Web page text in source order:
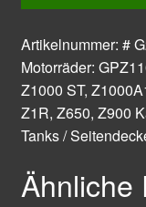
Artikelnummer: #
Motorräder:
Z1000 ST,
Z1R, Z650, Z900
Tanks /
Ähnliche